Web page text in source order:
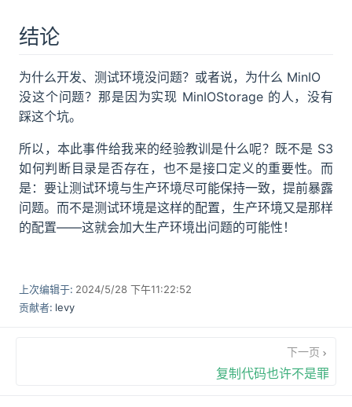
结论
为什么开发、测试环境没问题？或者说，为什么 MinIO
没这个问题？那是因为实现 MinIOStorage 的人，没有
踩这个坑。
所以，本此事件给我来的经验教训是什么呢？既不是 S3
如何判断目录是否存在，也不是接口定义的重要性。而
是：要让测试环境与生产环境尽可能保持一致，提前暴露
问题。而不是测试环境是这样的配置，生产环境又是那样
的配置——这就会加大生产环境出问题的可能性！
上次编辑于: 2024/5/28 下午11:22:52
贡献者: levy
下一页
复制代码也许不是罪